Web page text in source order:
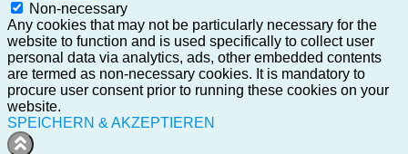
Non-necessary
Any cookies that may not be particularly necessary for the
website to function and is used specifically to collect user
personal data via analytics, ads, other embedded contents
are termed as non-necessary cookies. It is mandatory to
procure user consent prior to running these cookies on your
website.
SPEICHERN & AKZEPTIEREN